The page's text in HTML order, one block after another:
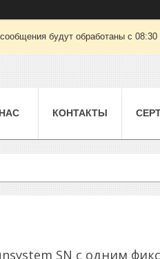
будут обработаны с
КОНТАКТЫ
SN с одним